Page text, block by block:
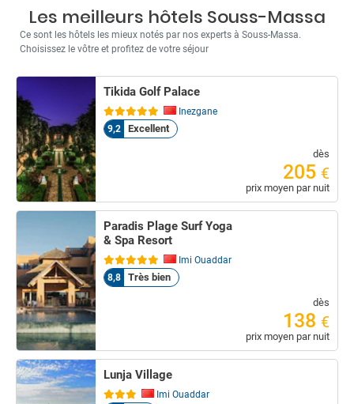
Les meilleurs hôtels Souss-Massa
Ce sont les hôtels les mieux notés par nos experts à Souss-Massa.
Choisissez le vôtre et profitez de votre séjour
Tikida Golf Palace
Inezgane
9,2
Excellent
dès
205 €
prix moyen par nuit
Paradis Plage Surf Yoga
& Spa Resort
Imi Ouaddar
8,8
Très bien
dès
138 €
prix moyen par nuit
Lunja Village
Imi Ouaddar